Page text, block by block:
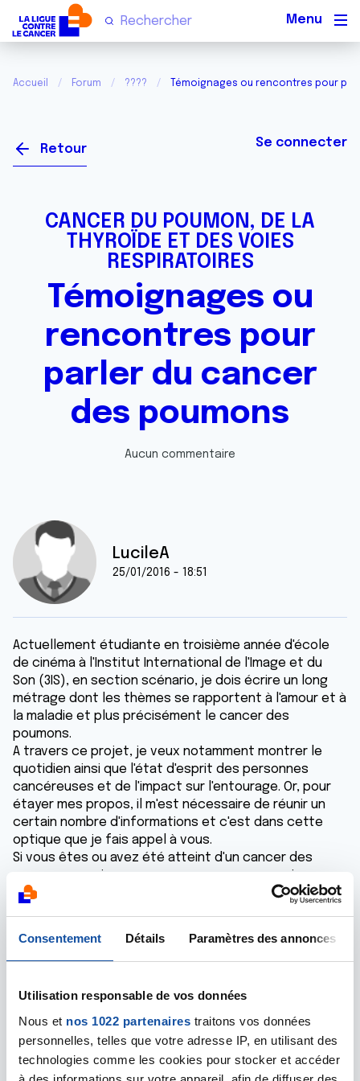
Consentement Détails Paramètres des annonces
Utilisation responsable de vos données
Nous et nos 1022 partenaires traitons vos données
personnelles, telles que votre adresse IP, en utilisant des
technologies comme les cookies pour stocker et accéder
Accueil Forum ???? Témoignages ou rencontres pour
Retour Se connecter
CANCER DU POUMON, DE LA
THYROÏDE ET DES VOIES
RESPIRATOIRES
Témoignages ou
rencontres pour
parler du cancer
des poumons
Aucun commentaire
LucileA
25/01/2016 - 18:51
Actuellement étudiante en troisième année d'école
de cinéma à l'Institut International de l'Image et du
Son (3IS), en section scénario, je dois écrire un long
métrage dont les thèmes se rapportent à l'amour et à
la maladie et plus précisément le cancer des
poumons.
A travers ce projet, je veux notamment montrer le
quotidien ainsi que l'état d'esprit des personnes
cancéreuses et de l'impact sur l'entourage. Or, pour
étayer mes propos, il m'est nécessaire de réunir un
certain nombre d'informations et c'est dans cette
optique que je fais appel à vous.
Si vous êtes ou avez été atteint d'un cancer des
poumons, ou si une personne que vous connaissez
est ou en a été atteinte et que cela a impacté sur
Je vous remercie de l'attention que vous porterez à
Bien cordialement
Lucile Agnese
Répondre